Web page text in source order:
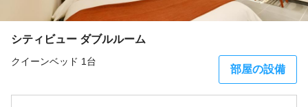
シティビュー ダブルルーム
クイーンベッド 1台
部屋の設備